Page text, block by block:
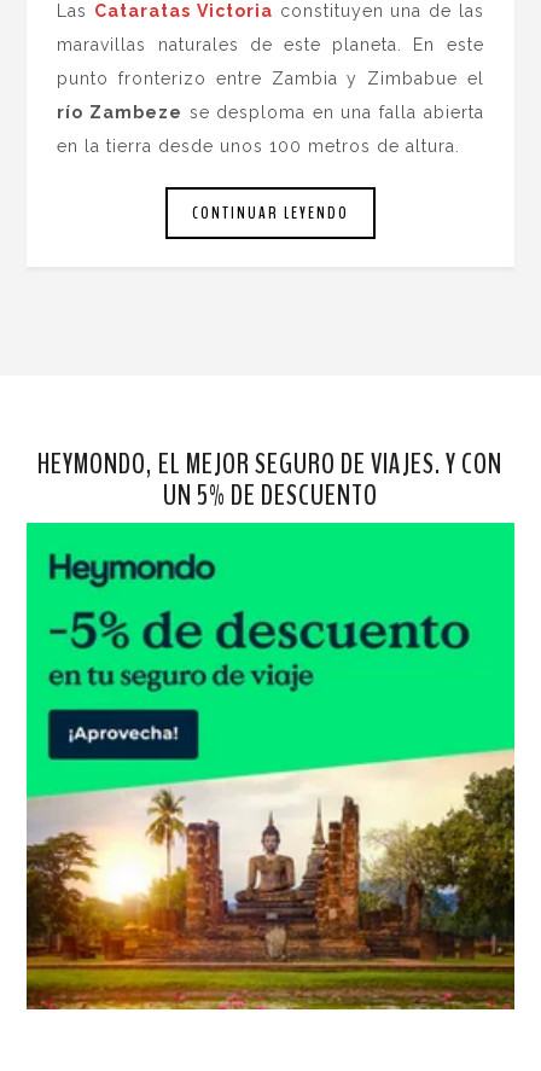
Las Cataratas Victoria constituyen una de las
maravillas naturales de este planeta. En este
punto fronterizo entre Zambia y Zimbabue el
río Zambeze se desploma en una falla abierta
en la tierra desde unos 100 metros de altura.
CONTINUAR LEYENDO
HEYMONDO, EL MEJOR SEGURO DE VIAJES. Y CON
UN 5% DE DESCUENTO